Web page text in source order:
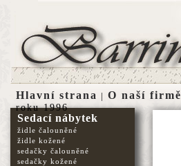
Sedací nábytek
židle čalouněné
židle kožené
sedačky čalouněné
sedačky kožené
Hlavní strana | O naší firmě
roku 1996